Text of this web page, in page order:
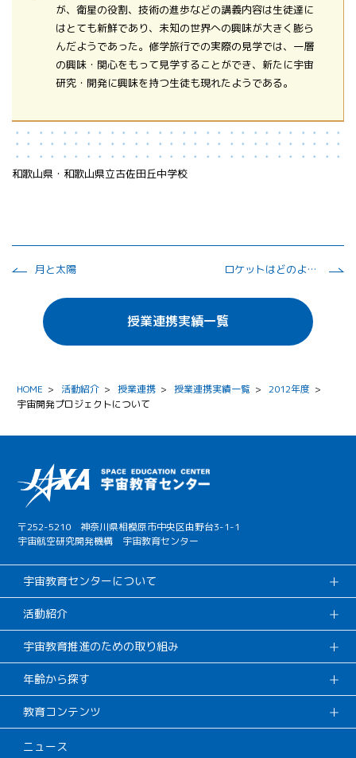
が、衛星の役割、技術の進歩などの講義内容は生徒達に
はとても新鮮であり、未知の世界への興味が大きく膨ら
んだようであった。修学旅行での実際の見学では、一層
の興味・関心をもって見学することができ、新たに宇宙
研究・開発に興味を持つ生徒も現れたようである。
和歌山県・和歌山県立古佐田丘中学校
月と太陽 ロケットはどのようにして飛んでいくのだろうか ～ペットボトルロケットから本物まで～
授業連携実績一覧
HOME > 活動紹介 > 授業連携 > 授業連携実績一覧 > 2012年度 >
宇宙開発プロジェクトについて
〒252-5210 神奈川県相模原市中央区由野台3-1-1
宇宙航空研究開発機構 宇宙教育センター
宇宙教育センターについて
活動紹介
宇宙教育推進のための取り組み
年齢から探す
教育コンテンツ
ニュース